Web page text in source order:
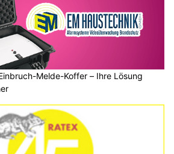
Melde-Koffer – Ihre Lösung